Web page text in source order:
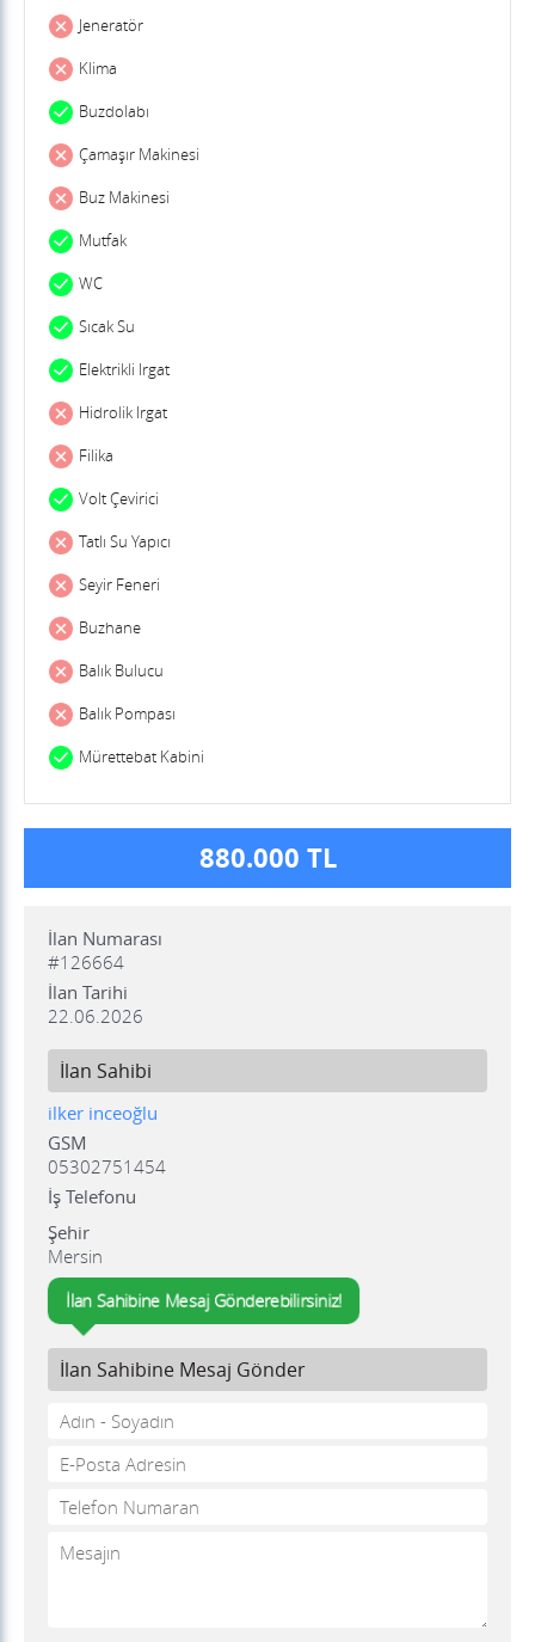
Jeneratör
Klima
Buzdolabı
Çamaşır Makinesi
Buz Makinesi
Mutfak
WC
Sıcak Su
Elektrikli Irgat
Hidrolik Irgat
Filika
Volt Çevirici
Tatlı Su Yapıcı
Seyir Feneri
Buzhane
Balık Bulucu
Balık Pompası
Mürettebat Kabini
880.000 TL
İlan Numarası
#126664
İlan Tarihi
22.06.2026
İlan Sahibi
ilker inceoğlu
GSM
05302751454
İş Telefonu
Şehir
Mersin
İlan Sahibine Mesaj Gönderebilirsiniz!
İlan Sahibine Mesaj Gönder